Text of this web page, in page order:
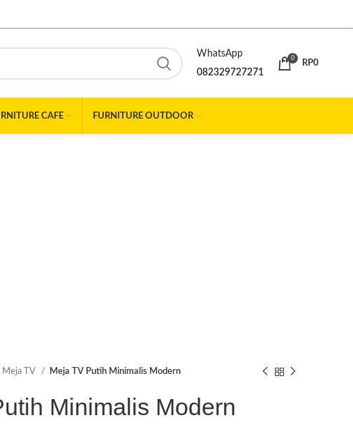
WhatsApp
082329727271
0
RP0
CAFE FURNITURE OUTDOOR
Meja TV Meja TV Putih Minimalis Modern
Minimalis Modern